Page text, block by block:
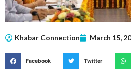
Khabar Connection March 15,
Facebook Twitter